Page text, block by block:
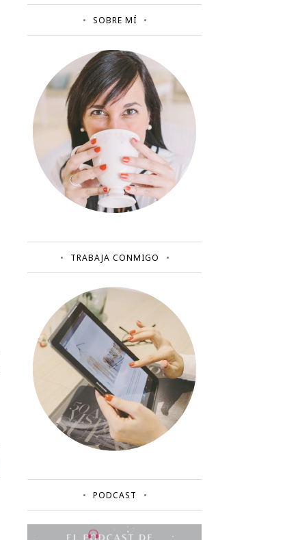
SOBRE MÍ
TRABAJA CONMIGO
PODCAST